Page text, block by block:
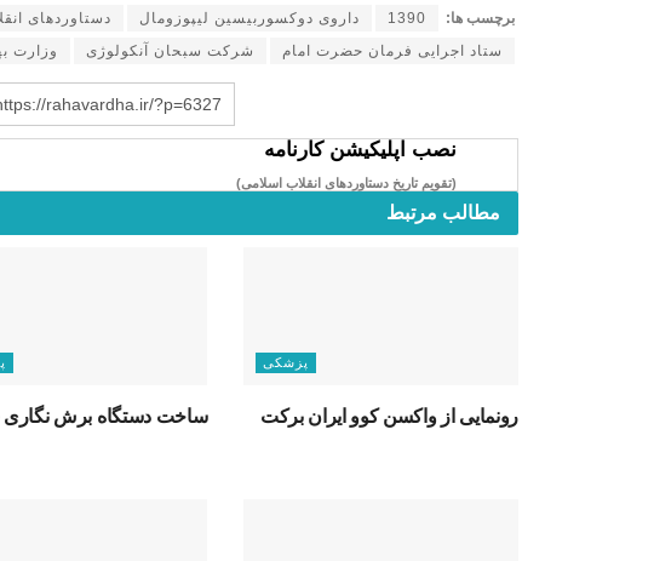
برچسب ها: 1390 داروی دوكسوربيسين ليپوزومال دستاوردهای
ستاد اجرايی فرمان حضرت امام
شركت سبحان آنكولوژی وزارت
rahavardha.ir/?p=6327
نصب اپلیکیشن کارنامه
(تقویم تاریخ دستاوردهای انقلاب اسلامی​)
مطالب مرتبط
پزشکی
رونمایی از واکسن کوو ایران برکت ساخت دستگاه برش نگاری